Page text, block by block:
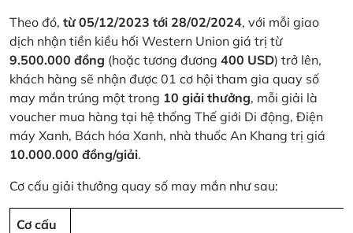
Theo đó, từ 05/12/2023 tới 28/02/2024, với mỗi giao
dịch nhận tiền kiều hối Western Union giá trị từ
9.500.000 đồng (hoặc tương đương 400 USD) trở lên,
khách hàng sẽ nhận được 01 cơ hội tham gia quay số
may mắn trúng một trong 10 giải thưởng, mỗi giải là
voucher mua hàng tại hệ thống Thế giới Di động, Điện
máy Xanh, Bách hóa Xanh, nhà thuốc An Khang trị giá
10.000.000 đồng/giải.
Cơ cấu giải thưởng quay số may mắn như sau:
Cơ cấu